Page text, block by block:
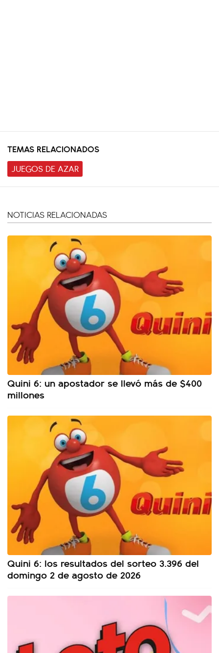
TEMAS RELACIONADOS
JUEGOS DE AZAR
NOTICIAS RELACIONADAS
Quini 6: un apostador se llevó más de $400
millones
Quini 6: los resultados del sorteo 3.396 del
domingo 2 de agosto de 2026